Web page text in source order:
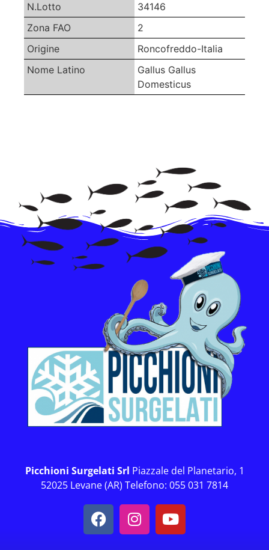
N.Lotto
34146
Zona FAO
2
Origine
Roncofreddo-Italia
Nome Latino
Gallus Gallus
Domesticus
Picchioni Surgelati Srl Piazzale del Planetario, 1
52025 Levane (AR) Telefono: 055 031 7814